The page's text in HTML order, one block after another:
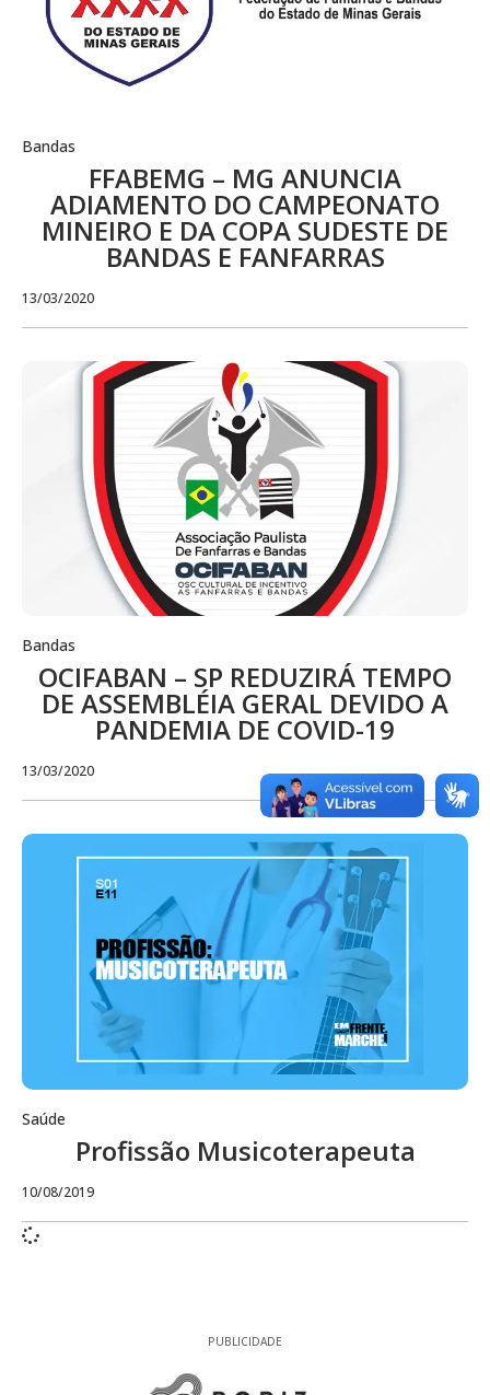
Bandas
FFABEMG – MG ANUNCIA
ADIAMENTO DO CAMPEONATO
MINEIRO E DA COPA SUDESTE DE
BANDAS E FANFARRAS
13/03/2020
Bandas
OCIFABAN – SP REDUZIRÁ TEMPO
DE ASSEMBLÉIA GERAL DEVIDO A
PANDEMIA DE COVID-19
13/03/2020
Saúde
Profissão Musicoterapeuta
10/08/2019
PUBLICIDADE